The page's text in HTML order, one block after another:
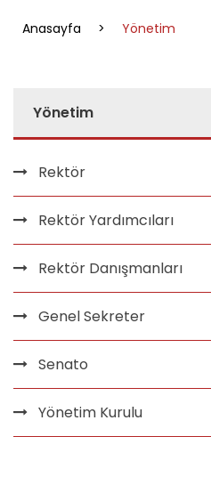
Anasayfa > Yönetim
Yönetim
Rektör
Rektör Yardımcıları
Rektör Danışmanları
Genel Sekreter
Senato
Yönetim Kurulu